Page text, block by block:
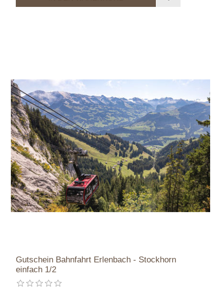
Gutschein Bahnfahrt Erlenbach - Stockhorn
einfach 1/2